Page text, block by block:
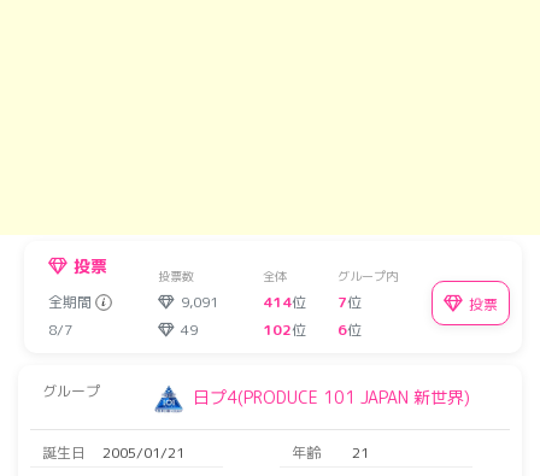
投票 投票数 全体 グループ内
全期間 9,091 414位 7位
8/7
49 102位 6位
投票
グループ 日プ4(PRODUCE 101 JAPAN 新世界)
誕生日 2005/01/21 年齢
21